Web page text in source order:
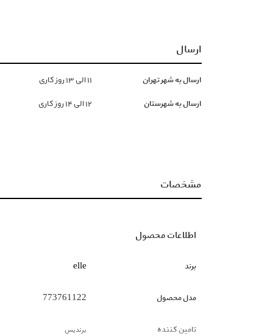
ارسال
ارسال به شهر تهران ١١ الی ١۳ روز کاری
ارسال به شهرستان ١۲ الی ١۴ روز کاری
مشخصات
اطلاعات محصول
برند elle
مدل محصول 773761122
تامین کننده برندیس